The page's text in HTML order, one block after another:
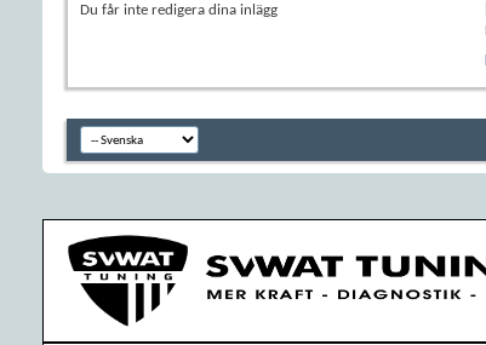
Du får inte redigera dina inlägg